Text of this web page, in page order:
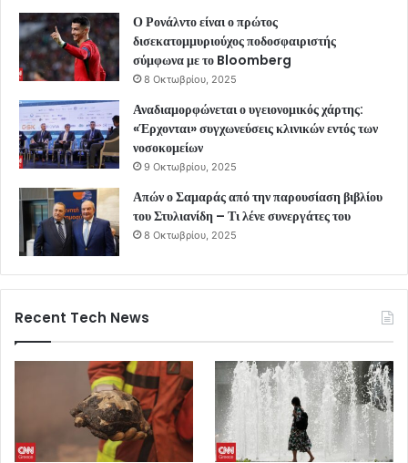
Ο Ρονάλντο είναι ο πρώτος
δισεκατομμυριούχος ποδοσφαιριστής
σύμφωνα με το Bloomberg
8 Οκτωβρίου, 2025
Αναδιαμορφώνεται ο υγειονομικός χάρτης:
«Έρχονται» συγχωνεύσεις κλινικών εντός των
νοσοκομείων
9 Οκτωβρίου, 2025
Απών ο Σαμαράς από την παρουσίαση βιβλίου
του Στυλιανίδη – Τι λένε συνεργάτες του
8 Οκτωβρίου, 2025
Recent Tech News